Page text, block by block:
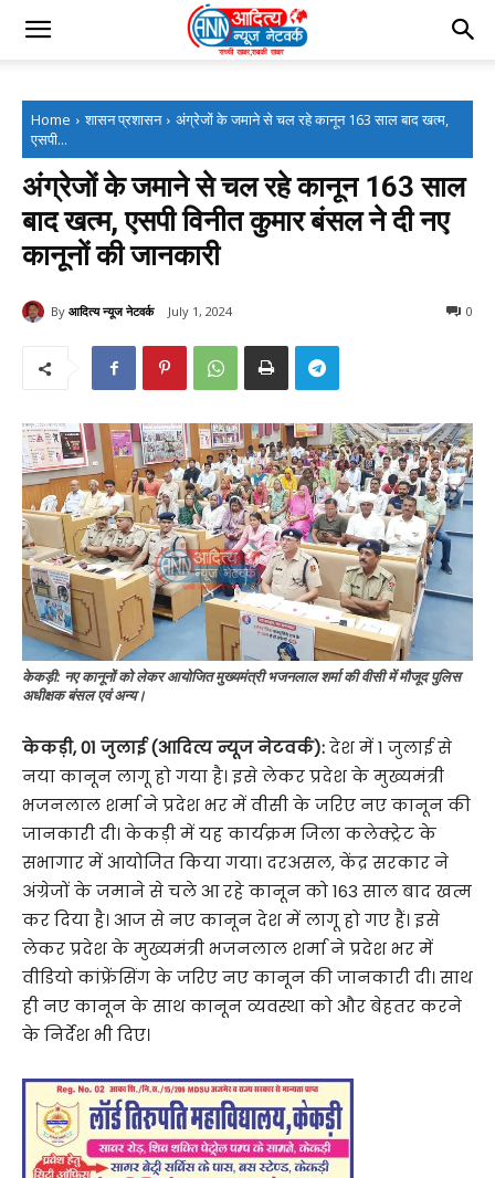
Home शासन प्रशासन
अंग्रेजों के जमाने से चल रहे कानून 163 साल बाद खत्म,
एसपी...
अंग्रेजों के जमाने से चल रहे कानून 163 साल
बाद खत्म, एसपी विनीत कुमार बंसल ने दी नए
कानूनों की जानकारी
By आदित्य न्यूज नेटवर्क July 1, 2024 0
केकड़ी: नए कानूनों को लेकर आयोजित मुख्यमंत्री भजनलाल शर्मा की वीसी में मौजूद पुलिस
अधीक्षक बंसल एवं अन्य।
केकड़ी, 01 जुलाई (आदित्य न्यूज नेटवर्क):देश में 1 जुलाई से
नया कानून लागू हो गया है। इसे लेकर प्रदेश के मुख्यमंत्री
भजनलाल शर्मा ने प्रदेश भर में वीसी के जरिए नए कानून की
जानकारी दी। केकड़ी में यह कार्यक्रम जिला कलेक्ट्रेट के
सभागार में आयोजित किया गया। दरअसल, केंद्र सरकार ने
अंग्रेजों के जमाने से चले आ रहे कानून को 163 साल बाद खत्म
कर दिया है। आज से नए कानून देश में लागू हो गए हैं। इसे
लेकर प्रदेश के मुख्यमंत्री भजनलाल शर्मा ने प्रदेश भर में
वीडियो कांफ्रेंसिंग के जरिए नए कानून की जानकारी दी। साथ
ही नए कानून के साथ कानून व्यवस्था को और बेहतर करने
के निर्देश भी दिए।